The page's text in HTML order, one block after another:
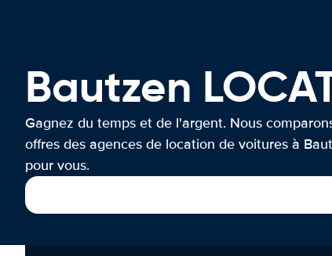
Bautzen
Gagnez du temps et de l'argent. Nous
offres des agences de location de voitures à
pour vous.